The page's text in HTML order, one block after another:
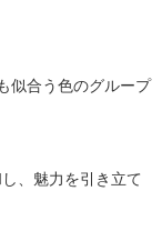
似合う色のグループ
、魅力を引き立て